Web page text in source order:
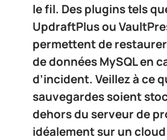
le fil. Des plugins tels
UpdraftPlusou
permettent de
de données MySQL en
d’incident. Veillez à ce
sauvegardes soient
dehors du serveur de
idéalement sur un cloud